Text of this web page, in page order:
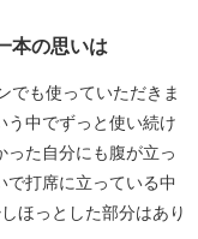
本の思いは
でも使っていただきま
う中でずっと使い続け
た自分にも腹が立っ
打席に立っている中
ほっとした部分はあり